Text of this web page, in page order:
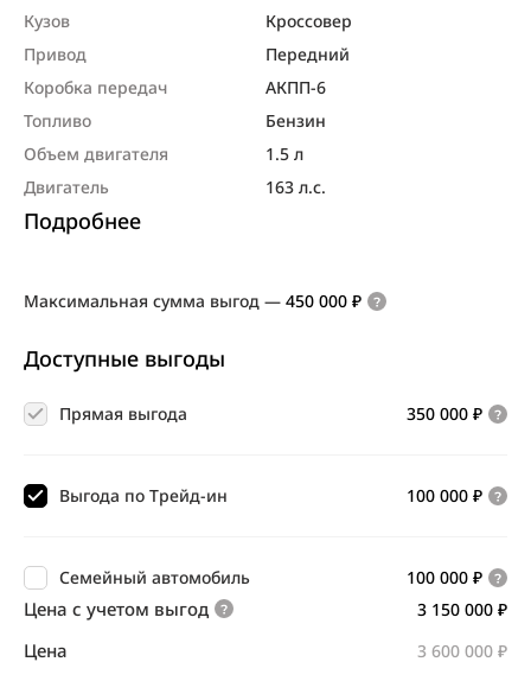
Кузов
Кроссовер
Привод
Передний
Коробка передач
АКПП-6
Топливо
Бензин
Объем двигателя
1.5 л
Двигатель
163 л.с.
Подробнее
Максимальная сумма выгод — 450 000 ₽
Доступные выгоды
350 000 ₽
Прямая выгода
100 000 ₽
Выгода по Трейд-ин
100 000 ₽
Семейный автомобиль
Цена с учетом выгод 3 150 000 ₽
Цена 3 600 000 ₽